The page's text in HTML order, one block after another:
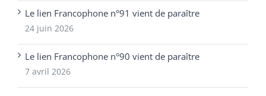
Le lien Francophone n°91 vient de paraître
24 juin 2026
Le lien Francophone n°90 vient de paraître
7 avril 2026